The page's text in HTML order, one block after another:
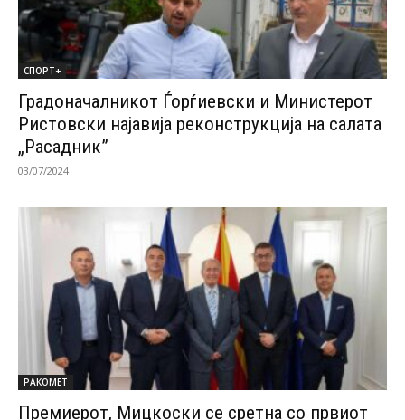
СПОРТ+
Градоначалникот Ѓорѓиевски и Министерот
Ристовски најавија реконструкција на салата
„Расадник”
03/07/2024
РАКОМЕТ
Премиерот, Мицкоски се сретна со првиот